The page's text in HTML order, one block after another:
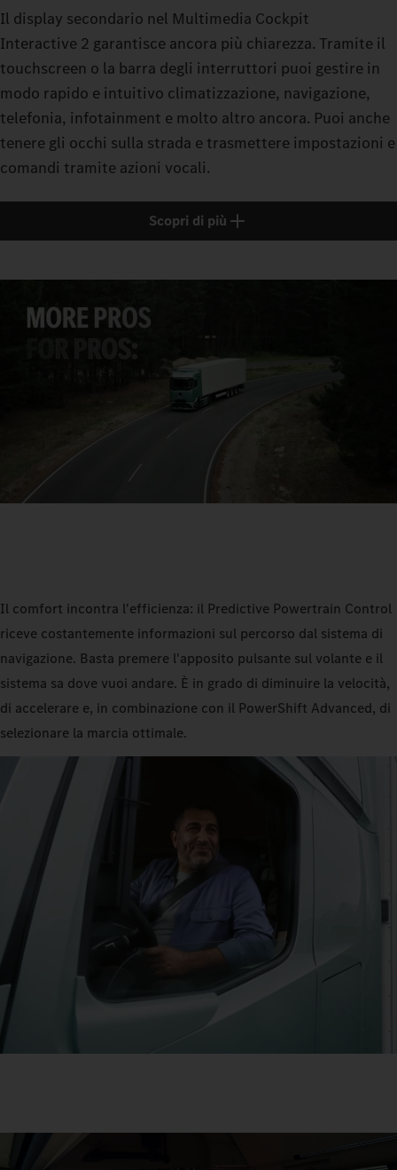
Il display secondario nel Multimedia Cockpit
Interactive 2 garantisce ancora più chiarezza. Tramite il
touchscreen o la barra degli interruttori puoi gestire in
modo rapido e intuitivo climatizzazione, navigazione,
telefonia, infotainment e molto altro ancora. Puoi anche
tenere gli occhi sulla strada e trasmettere impostazioni e
comandi tramite azioni vocali.
Scopri di più
Il comfort incontra l'efficienza: il Predictive Powertrain Control
riceve costantemente informazioni sul percorso dal sistema di
navigazione. Basta premere l'apposito pulsante sul volante e il
sistema sa dove vuoi andare. È in grado di diminuire la velocità,
di accelerare e, in combinazione con il PowerShift Advanced, di
selezionare la marcia ottimale.